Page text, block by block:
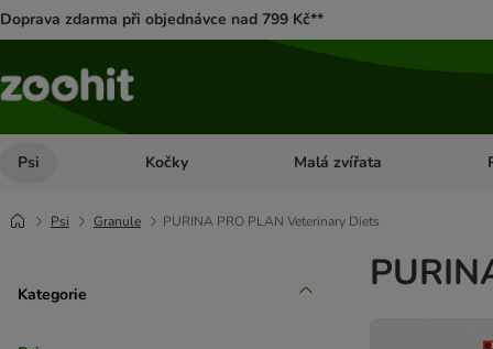
Doprava zdarma při objednávce nad 799 Kč**
Psi Otevřít menu: Psi
Kočky Otevřít menu: Kočky
Malá zvířata
Psi Granule PURINA PRO PLAN Veterinary Diets
Kategorie